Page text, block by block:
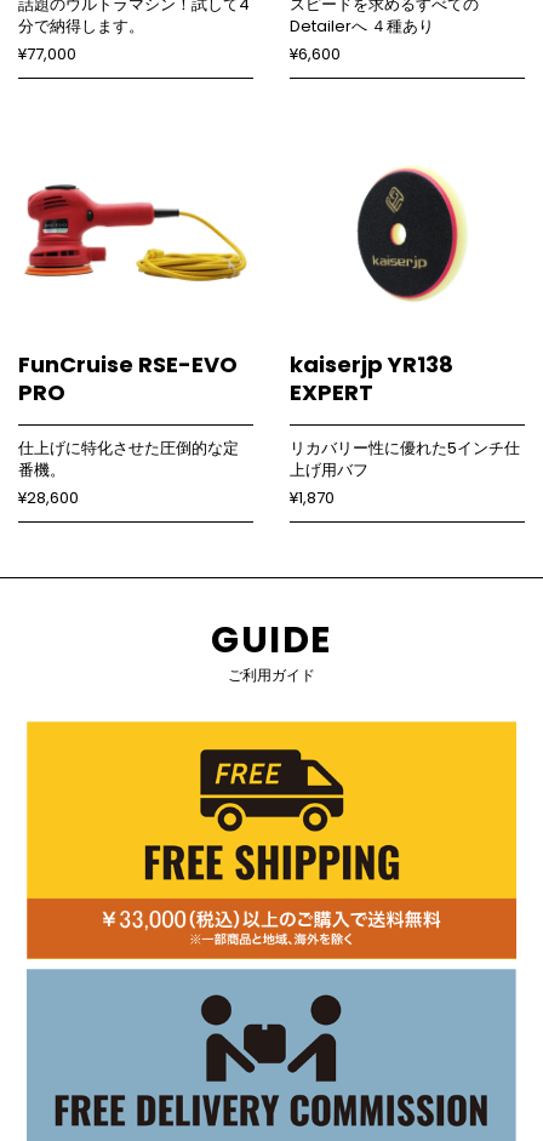
分で納得します。
¥77,000
Detailerへ ４種あり
¥6,600
FunCruise RSE-EVO
PRO
仕上げに特化させた圧倒的な定
番機。
¥28,600
kaiserjp YR138
EXPERT
リカバリー性に優れた5インチ仕
上げ用バフ
¥1,870
GUIDE
ご利用ガイド